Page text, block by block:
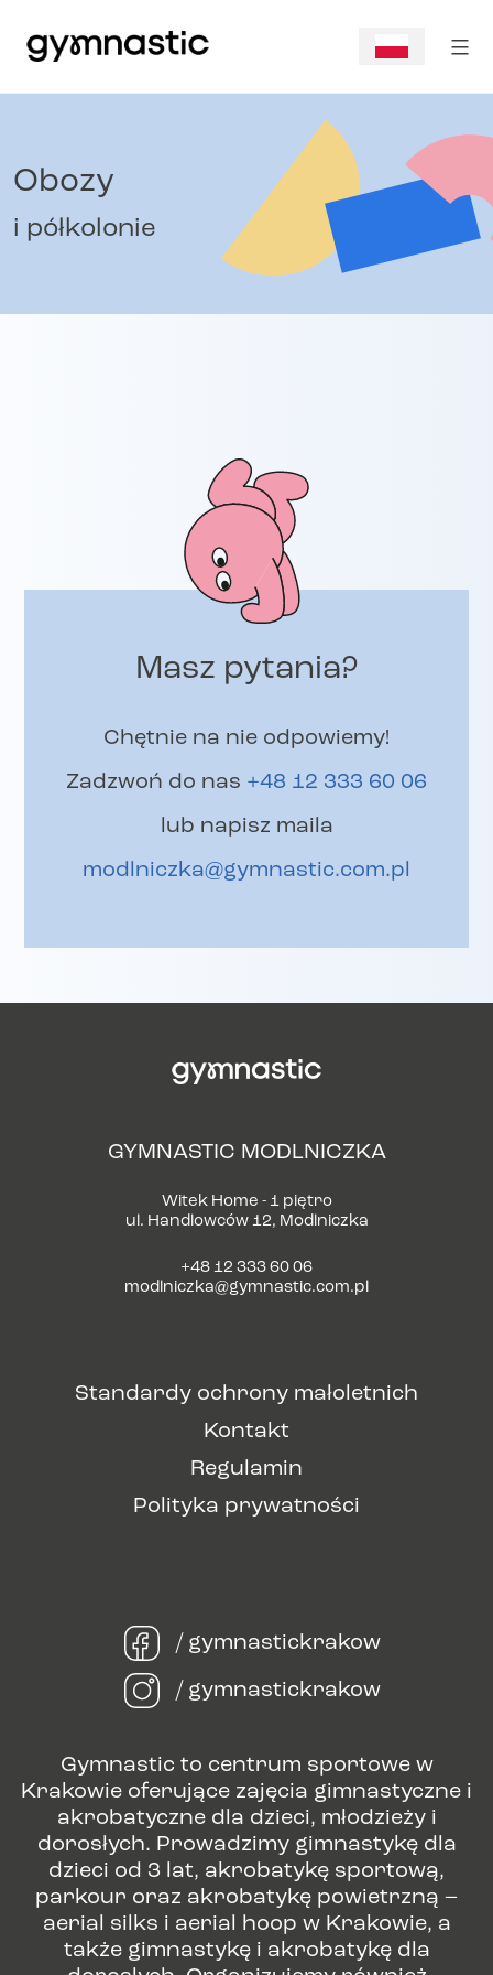
Obozy
i półkolonie
Masz pytania?
Chętnie na nie odpowiemy!
Zadzwoń do nas +48 12 333 60 06
lub napisz maila
modlniczka@gymnastic.com.pl
GYMNASTIC MODLNICZKA
Witek Home - 1 piętro
ul. Handlowców 12, Modlniczka
+48 12 333 60 06
modlniczka@gymnastic.com.pl
Standardy ochrony małoletnich
Kontakt
Regulamin
Polityka prywatności
/ gymnastickrakow
/ gymnastickrakow
Gymnastic to centrum sportowe w
Krakowie oferujące zajęcia gimnastyczne i
akrobatyczne dla dzieci, młodzieży i
dorosłych. Prowadzimy gimnastykę dla
dzieci od 3 lat, akrobatykę sportową,
parkour oraz akrobatykę powietrzną –
aerial silks i aerial hoop w Krakowie, a
także gimnastykę i akrobatykę dla